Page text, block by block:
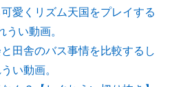
愛くリズム天国をプレイする
うい動画。
田舎のバス事情を比較するし
い動画。